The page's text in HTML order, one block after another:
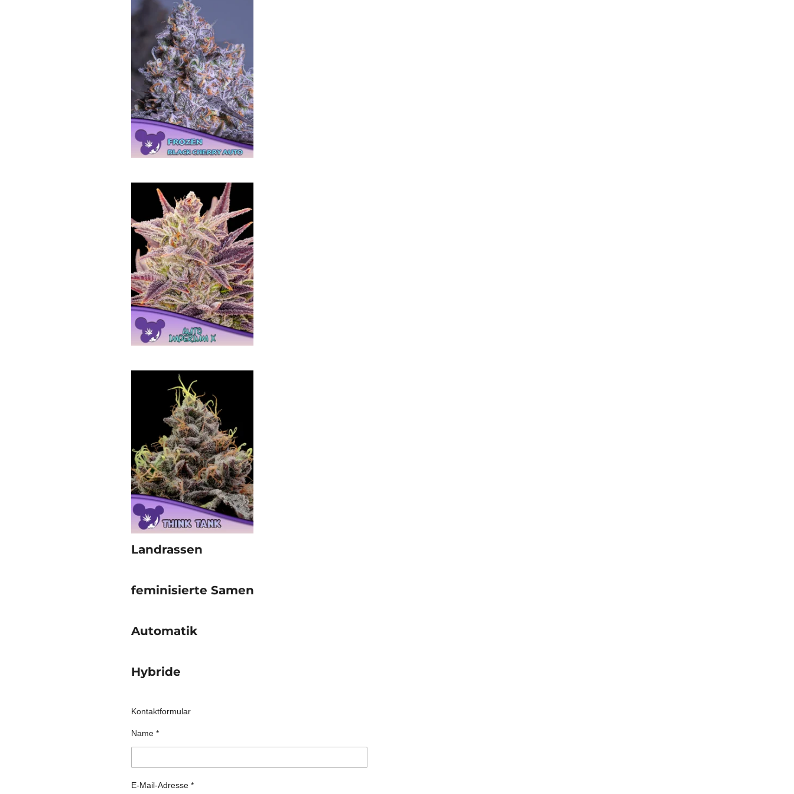
Landrassen
feminisierte Samen
Automatik
Hybride
Kontaktformular
Name *
E-Mail-Adresse *